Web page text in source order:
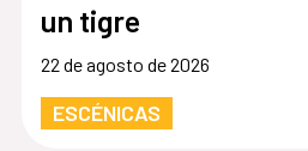
un tigre
22 de agosto de 2026
ESCÉNICAS